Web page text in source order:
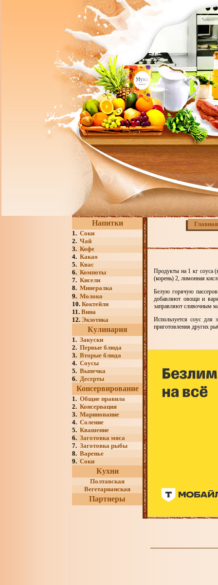
Напитки
1. Соки
2. Чай
3. Кофе
4. Какао
5. Квас
6. Компоты
7. Кисели
8. Минералка
9. Молоко
10. Коктейли
11. Вина
12. Экзотика
Кулинария
1. Закуски
2. Первые блюда
3. Вторые блюда
4. Соусы
5. Выпечка
6. Десерты
Консервирование
1. Общие правила
2. Консервация
3. Маринование
4. Соление
5. Квашение
6. Заготовка мяса
7. Заготовка рыбы
8. Варенье
9. Соки
Кухни
Полтавская
Вегетарианская
Партнеры
Главная
Продукты на 1 кг соуса
(корень) 2, лимонная
Белую горячую
добавляют овощи и
заправляют сливочным
Используется соус
приготовления других